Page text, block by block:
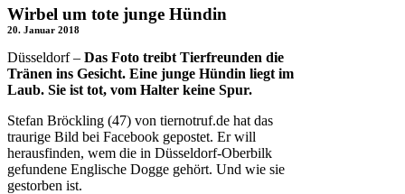
Wirbel um tote junge Hündin
20. Januar 2018
Düsseldorf – Das Foto treibt Tierfreunden die
Tränen ins Gesicht. Eine junge Hündin liegt im
Laub. Sie ist tot, vom Halter keine Spur.
Stefan Bröckling (47) von tiernotruf.de hat das
traurige Bild bei Facebook gepostet. Er will
herausfinden, wem die in Düsseldorf-Oberbilk
gefundene Englische Dogge gehört. Und wie sie
gestorben ist.